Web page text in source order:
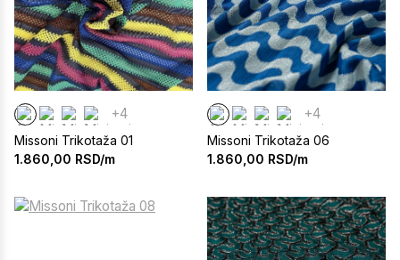
+4
Missoni Trikotaža 01
1.860,00 RSD/m
+4
Missoni Trikotaža 06
1.860,00 RSD/m